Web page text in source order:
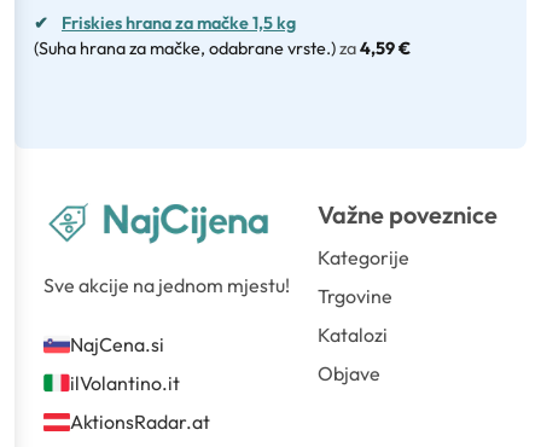
✔
Friskies hrana za mačke 1,5 kg
(Suha hrana za mačke, odabrane vrste.)za4,59 €
Sve akcije na jednom mjestu!
NajCena.si
ilVolantino.it
AktionsRadar.at
Važne poveznice
Kategorije
Trgovine
Katalozi
Objave